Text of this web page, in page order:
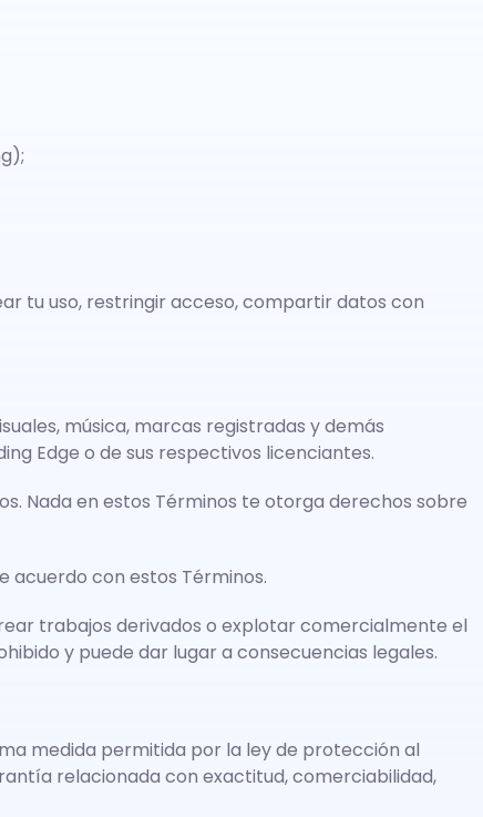
tu uso, restringir acceso, compartir datos con
música, marcas registradas y demás
Edge o de sus respectivos licenciantes.
Nada en estos Términos te otorga derechos sobre
acuerdo con estos Términos.
trabajos derivados o explotar comercialmente el
y puede dar lugar a consecuencias legales.
medida permitida por la ley de protección al
relacionada con exactitud, comerciabilidad,